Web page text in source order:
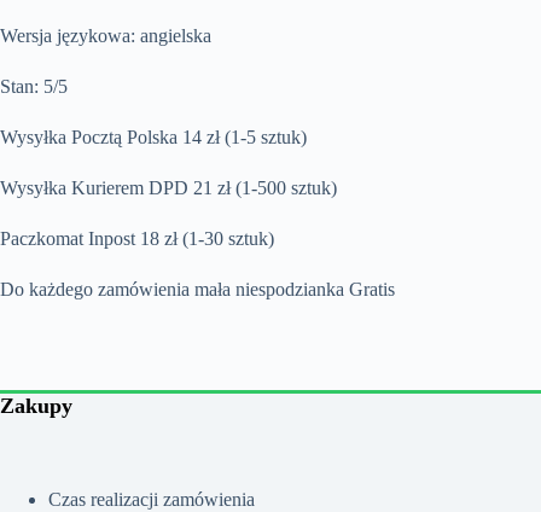
Wersja językowa: angielska
Stan: 5/5
Wysyłka Pocztą Polska 14 zł (1-5 sztuk)
Wysyłka Kurierem DPD 21 zł (1-500 sztuk)
Paczkomat Inpost 18 zł (1-30 sztuk)
Do każdego zamówienia mała niespodzianka Gratis
Zakupy
Czas realizacji zamówienia